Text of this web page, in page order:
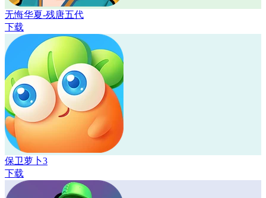
无悔华夏-残唐五代
下载
保卫萝卜3
下载